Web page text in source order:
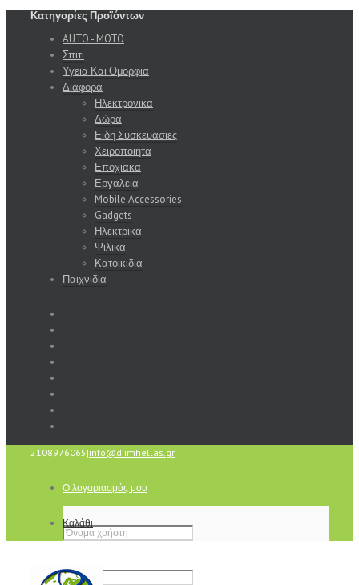
Κατηγορίες Προϊόντων
AUTO - MOTO
Σπιτι
Υγεια Και Ομορφια
Διαφορα
Ηλεκτρονικα
Δώρα
Ειδη Συσκευασιες
Χειροποιητα
Εποχιακα
Εργαλεια
Mobile Accessories
Gadgets
Ηλεκτρικα
Ψιλικα
Κατοικιδια
Παιχνιδια
2108976065 |info@diimhellas.gr
Ο λογαριασμός μου
Καλάθι